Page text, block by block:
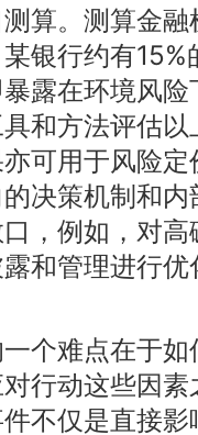
算。测算金
银行约有
露在环境风
和方法评估
可用于风险
决策机制和
，例如，对
和管理进行优
个难点在于
行动这些因
不仅是直接